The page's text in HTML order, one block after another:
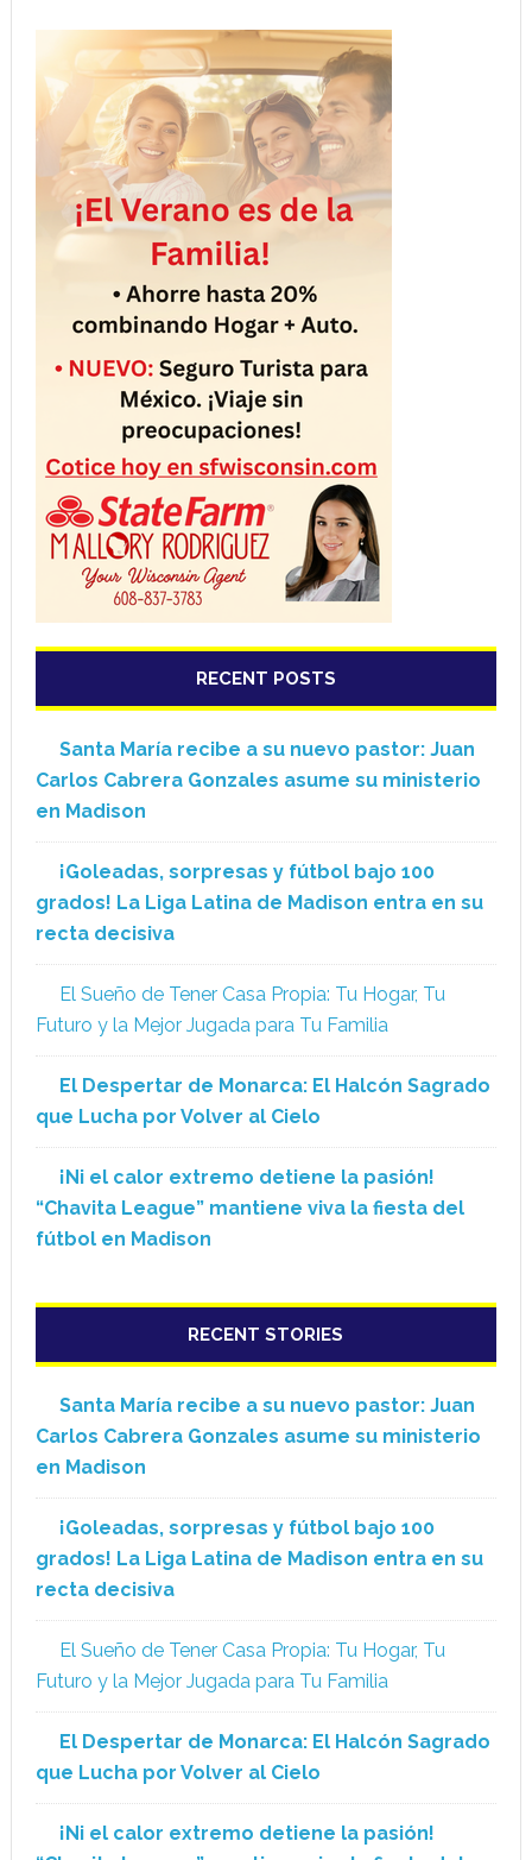
RECENT POSTS
Santa María recibe a su nuevo pastor: Juan
Carlos Cabrera Gonzales asume su ministerio
en Madison
¡Goleadas, sorpresas y fútbol bajo 100
grados! La Liga Latina de Madison entra en su
recta decisiva
El Sueño de Tener Casa Propia: Tu Hogar, Tu
Futuro y la Mejor Jugada para Tu Familia
El Despertar de Monarca: El Halcón Sagrado
que Lucha por Volver al Cielo
¡Ni el calor extremo detiene la pasión!
“Chavita League” mantiene viva la fiesta del
fútbol en Madison
RECENT STORIES
Santa María recibe a su nuevo pastor: Juan
Carlos Cabrera Gonzales asume su ministerio
en Madison
¡Goleadas, sorpresas y fútbol bajo 100
grados! La Liga Latina de Madison entra en su
recta decisiva
El Sueño de Tener Casa Propia: Tu Hogar, Tu
Futuro y la Mejor Jugada para Tu Familia
El Despertar de Monarca: El Halcón Sagrado
que Lucha por Volver al Cielo
¡Ni el calor extremo detiene la pasión!